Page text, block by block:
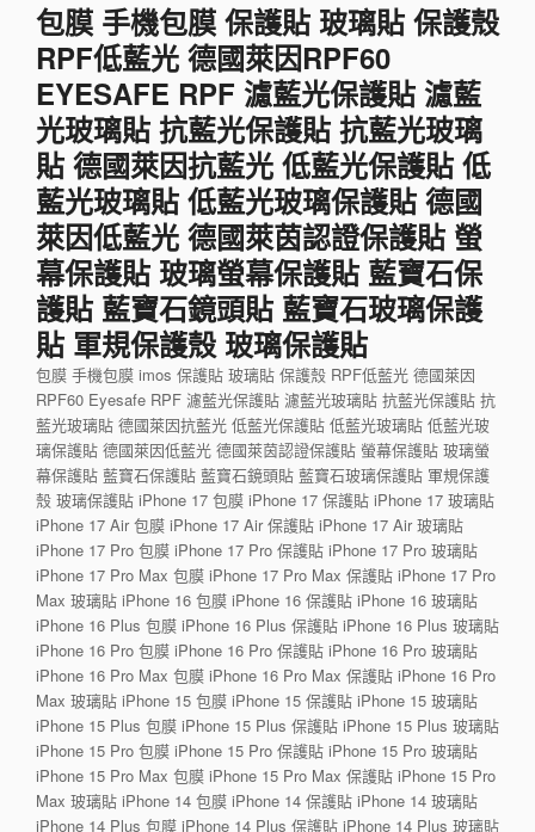
包膜 手機包膜 保護貼 玻璃貼 保護殼
RPF低藍光 德國萊因RPF60
EYESAFE RPF 濾藍光保護貼 濾藍
光玻璃貼 抗藍光保護貼 抗藍光玻璃
貼 德國萊因抗藍光 低藍光保護貼 低
藍光玻璃貼 低藍光玻璃保護貼 德國
萊因低藍光 德國萊茵認證保護貼 螢
幕保護貼 玻璃螢幕保護貼 藍寶石保
護貼 藍寶石鏡頭貼 藍寶石玻璃保護
貼 軍規保護殼 玻璃保護貼
包膜 手機包膜 imos 保護貼 玻璃貼 保護殼 RPF低藍光 德國萊因
RPF60 Eyesafe RPF 濾藍光保護貼 濾藍光玻璃貼 抗藍光保護貼 抗
藍光玻璃貼 德國萊因抗藍光 低藍光保護貼 低藍光玻璃貼 低藍光玻
璃保護貼 德國萊因低藍光 德國萊茵認證保護貼 螢幕保護貼 玻璃螢
幕保護貼 藍寶石保護貼 藍寶石鏡頭貼 藍寶石玻璃保護貼 軍規保護
殼 玻璃保護貼 iPhone 17 包膜 iPhone 17 保護貼 iPhone 17 玻璃貼
iPhone 17 Air 包膜 iPhone 17 Air 保護貼 iPhone 17 Air 玻璃貼
iPhone 17 Pro 包膜 iPhone 17 Pro 保護貼 iPhone 17 Pro 玻璃貼
iPhone 17 Pro Max 包膜 iPhone 17 Pro Max 保護貼 iPhone 17 Pro
Max 玻璃貼 iPhone 16 包膜 iPhone 16 保護貼 iPhone 16 玻璃貼
iPhone 16 Plus 包膜 iPhone 16 Plus 保護貼 iPhone 16 Plus 玻璃貼
iPhone 16 Pro 包膜 iPhone 16 Pro 保護貼 iPhone 16 Pro 玻璃貼
iPhone 16 Pro Max 包膜 iPhone 16 Pro Max 保護貼 iPhone 16 Pro
Max 玻璃貼 iPhone 15 包膜 iPhone 15 保護貼 iPhone 15 玻璃貼
iPhone 15 Plus 包膜 iPhone 15 Plus 保護貼 iPhone 15 Plus 玻璃貼
iPhone 15 Pro 包膜 iPhone 15 Pro 保護貼 iPhone 15 Pro 玻璃貼
iPhone 15 Pro Max 包膜 iPhone 15 Pro Max 保護貼 iPhone 15 Pro
Max 玻璃貼 iPhone 14 包膜 iPhone 14 保護貼 iPhone 14 玻璃貼
iPhone 14 Plus 包膜 iPhone 14 Plus 保護貼 iPhone 14 Plus 玻璃貼